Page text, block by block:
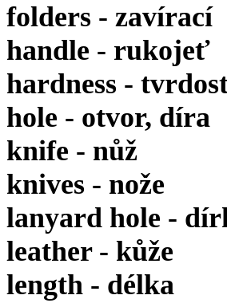
folders - zavírací
handle - rukojeť
hardness -
hole - otvor, díra
knife - nůž
knives - nože
lanyard hole -
leather - kůže
length - délka